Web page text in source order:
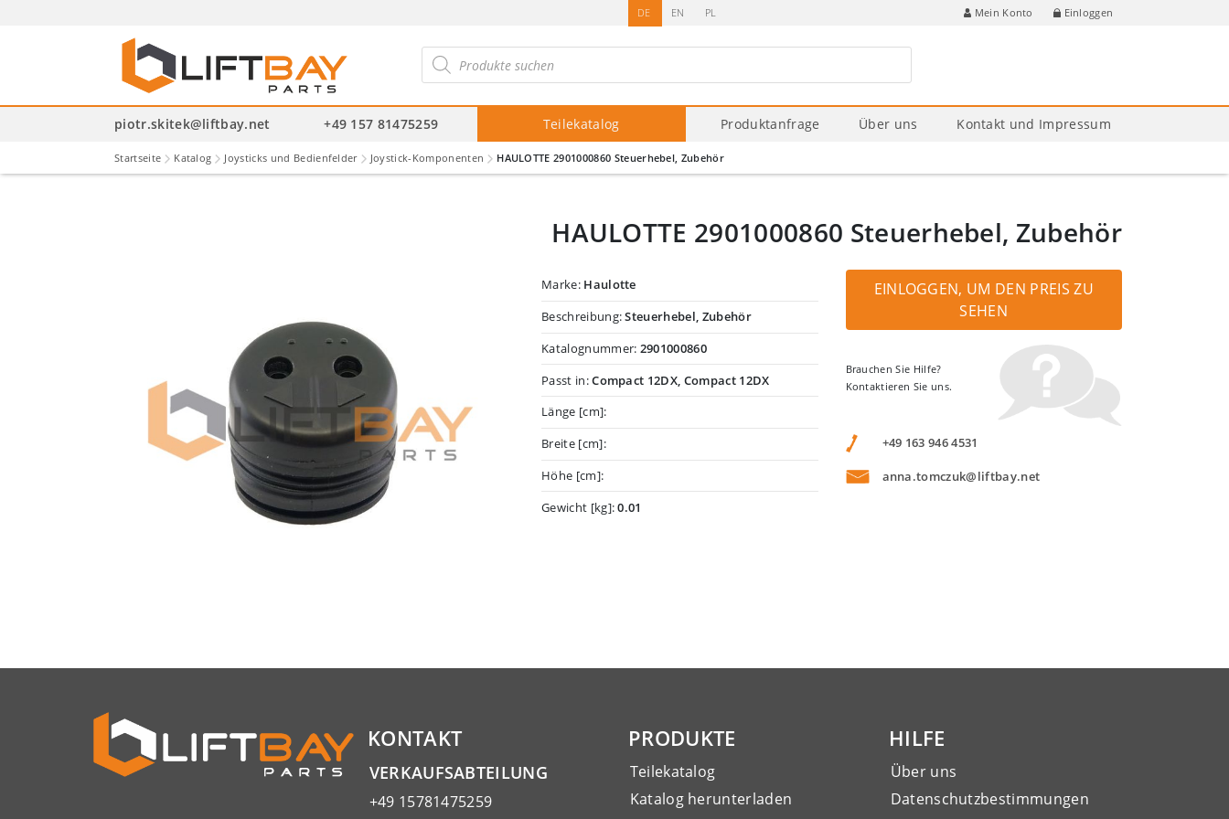
DE EN PL Mein Konto Einloggen
search
piotr.skitek@liftbay.net +49 157 81475259 Teilekatalog Produktanfrage Über uns Kontakt und Impressum
Startseite Katalog Joysticks und Bedienfelder Joystick-Komponenten HAULOTTE 2901000860 Steuerhebel, Zubehör
HAULOTTE 2901000860 Steuerhebel, Zubehör
Marke: Haulotte
Beschreibung:Steuerhebel, Zubehör
Katalognummer: 2901000860
Passt in:Compact 12DX, Compact 12DX
Länge [cm]:
Breite [cm]:
Höhe [cm]:
Gewicht [kg]:0.01
EINLOGGEN, UM DEN PREIS ZU
SEHEN
Brauchen Sie Hilfe?
Kontaktieren Sie uns.
+49 163 946 4531
anna.tomczuk@liftbay.net
KONTAKT
VERKAUFSABTEILUNG
+49 15781475259
PRODUKTE
Teilekatalog
Katalog herunterladen
HILFE
Über uns
Datenschutzbestimmungen